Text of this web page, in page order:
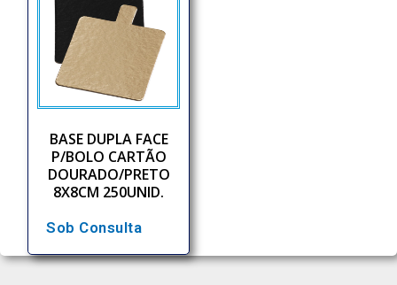
BASE DUPLA FACE
P/BOLO CARTÃO
DOURADO/PRETO
8X8CM 250UNID.
Sob Consulta